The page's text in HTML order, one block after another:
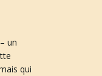
un
qui